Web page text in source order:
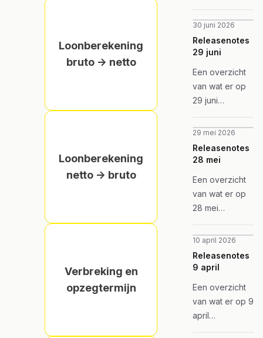
Loonberekening
bruto -> netto
Loonberekening
netto -> bruto
Verbreking en
opzegtermijn
30 juni 2026
Releasenotes
29 juni
Een overzicht
van wat er op
29 juni
werd in
Vlimpers
Assistent.
29 mei 2026
Releasenotes
28 mei
Een overzicht
van wat er op
28 mei
werd in
Vlimpers
Assistent.
10 april 2026
Releasenotes
9 april
Een overzicht
van wat er op 9
april